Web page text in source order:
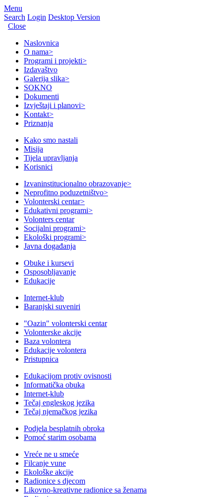
Menu
Search Login Desktop Version
Close
Naslovnica
O nama>
Programi i projekti>
Izdavaštvo
Galerija slika>
SOKNO
Dokumenti
Izvještaji i planovi>
Kontakt>
Priznanja
Kako smo nastali
Misija
Tijela upravljanja
Korisnici
Izvaninstitucionalno obrazovanje>
Neprofitno poduzetništvo>
Volonterski centar>
Edukativni programi>
Volonters centar
Socijalni programi>
Ekološki programi>
Javna događanja
Obuke i kursevi
Osposobljavanje
Edukacije
Internet-klub
Baranjski suveniri
"Oazin" volonterski centar
Volonterske akcije
Baza volontera
Edukacije volontera
Pristupnica
Edukacijom protiv ovisnosti
Informatička obuka
Internet-klub
Tečaj engleskog jezika
Tečaj njemačkog jezika
Podjela besplatnih obroka
Pomoć starim osobama
Vreće ne u smeće
Filcanje vune
Ekološke akcije
Radionice s djecom
Likovno-kreativne radionice sa ženama